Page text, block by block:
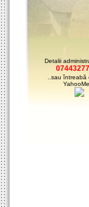
Detalii
..sau întreabă